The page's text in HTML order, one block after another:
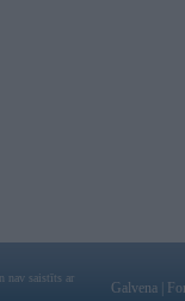
nav saistīts ar
Galvena